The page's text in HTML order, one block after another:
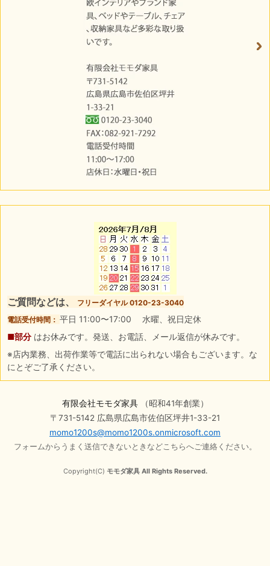
ご質問などは、
フリーダイヤル 0120-23-3040
電話受付時間： 平日 11:00〜17:00 水曜、祝日定休
■部分 はお休みです。発送、お電話、メール返信が休みです。
※店内業務、出荷作業等で電話に出られない場合もございます。な
にとぞご了承ください。
有限会社モモダ家具（昭和41年創業）
〒731-5142 広島県広島市佐伯区坪井1-33-21
momo1200s@momo1200s.onmicrosoft.com
フォームからうまく送信できないときなどこちらへご連絡ください。
Copyright(C) モモダ家具 All Rights Reserved.